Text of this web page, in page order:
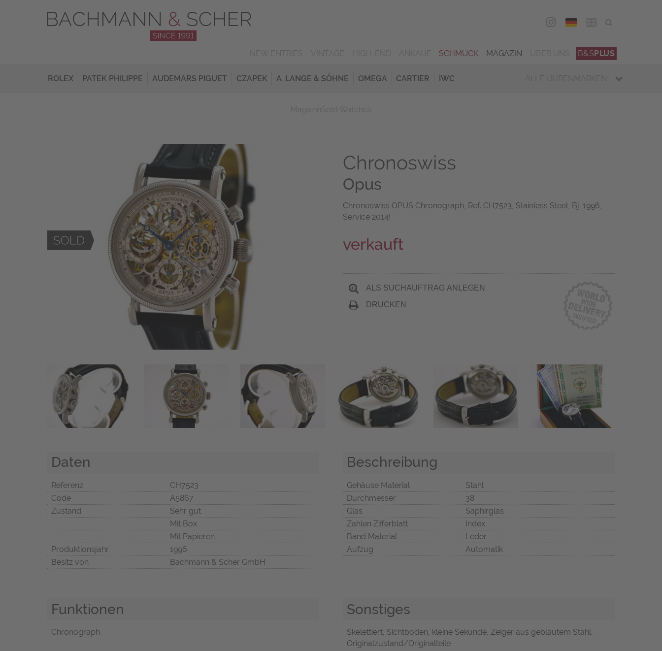
DEU
SCHMUCK MAGAZIN B&SPLUS
ROLEX PATEK PHILIPPE AUDEMARS PIGUET CZAPEK A. LANGE & SÖHNE OMEGA CARTIER IWC ALLE UHRENMARKEN
Chronoswiss
Opus
Chronoswiss OPUS Chronograph, Ref. CH7523, Stainless Steel, Bj. 1996,
Service 2014!
verkauft
ALS SUCHAUFTRAG ANLEGEN
DRUCKEN
Daten
Referenz
CH7523
Code
A5867
Zustand
Sehr gut
Mit Box
Mit Papieren
Produktionsjahr
1996
Besitz von
Bachmann & Scher GmbH
Beschreibung
Gehäuse Material
Stahl
Durchmesser
38
Glas
Saphirglas
Zahlen Zifferblatt
Index
Band Material
Leder
Aufzug
Automatik
Funktionen
Chronograph
Sonstiges
Skelettiert, Sichtboden, kleine Sekunde, Zeiger aus gebläutem Stahl,
Originalzustand/Originalteile